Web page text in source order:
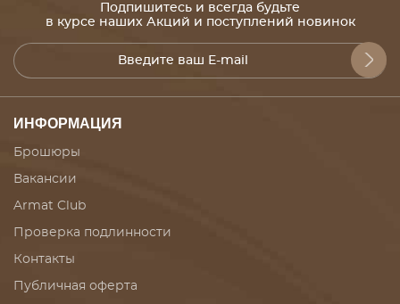
Подпишитесь и всегда будьте
в курсе наших Акций и поступлений новинок
ИНФОРМАЦИЯ
Брошюры
Вакансии
Armat Club
Проверка подлинности
Контакты
Публичная оферта